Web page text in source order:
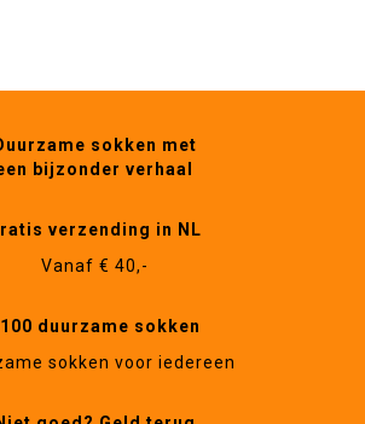
sokken met
bijzonder verhaal
verzending in NL
Vanaf € 40,-
duurzame sokken
sokken voor iedereen